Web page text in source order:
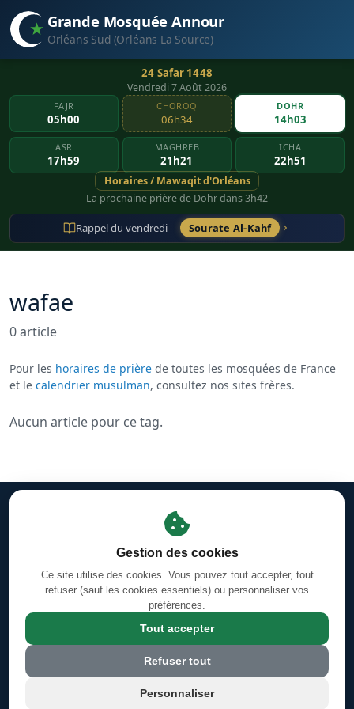
Grande Mosquée Annour
Orléans Sud (Orléans La Source)
24 Safar 1448
Vendredi 7 Août 2026
FAJR
05h00
CHOROQ
06h34
DOHR
14h03
ASR
17h59
MAGHREB
21h21
ICHA
22h51
Horaires / Mawaqit d'Orléans
La prochaine prière de Dohr dans 3h42
Rappel du vendredi — Sourate Al-Kahf
wafae
0 article
Pour les horaires de prière de toutes les mosquées de France
et le calendrier musulman, consultez nos sites frères.
Aucun article pour ce tag.
Gestion des cookies
Horaires des prières d'Orléans-La-Source
Sourates & Versets
Calendrier Hégirien/Grégorien (Hijri/Miladi)
4 Rue Jules Ferry, 45100 Orléans, France
© 2026 Grande Mosquée Annour d'Orléans Sud - mosquee-orleans-
sud.com
Gestion des cookies
Ce site utilise des cookies. Vous pouvez tout accepter, tout
refuser (sauf les cookies essentiels) ou personnaliser vos
préférences.
Tout accepter
Refuser tout
Personnaliser